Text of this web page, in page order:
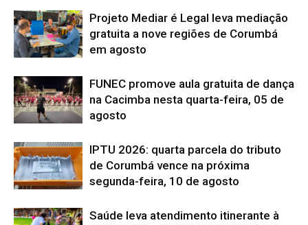
Projeto Mediar é Legal leva mediação
gratuita a nove regiões de Corumbá
em agosto
FUNEC promove aula gratuita de dança
na Cacimba nesta quarta-feira, 05 de
agosto
IPTU 2026: quarta parcela do tributo
de Corumbá vence na próxima
segunda-feira, 10 de agosto
Saúde leva atendimento itinerante à